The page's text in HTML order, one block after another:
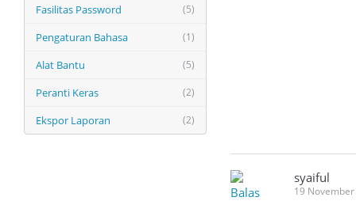
(5)
Fasilitas Password
(1)
Pengaturan Bahasa
(5)
Alat Bantu
(2)
Peranti Keras
(2)
Ekspor Laporan
Balas
syaiful
19